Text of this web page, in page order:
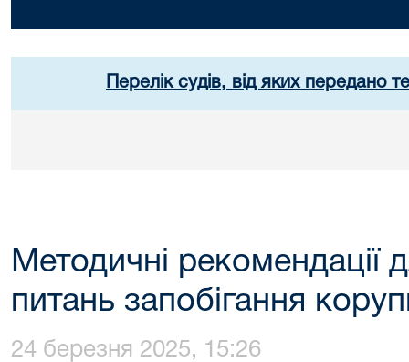
Перелік судів, від яких передано
Методичні рекомендації
питань запобігання
24 березня 2025, 15:26